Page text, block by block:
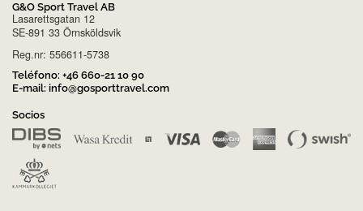
G&O Sport Travel AB
Lasarettsgatan 12
SE-891 33 Örnsköldsvik
Reg.nr: 556611-5738
Teléfono: +46 660-21 10 90
E-mail: info@gosporttravel.com
Socios